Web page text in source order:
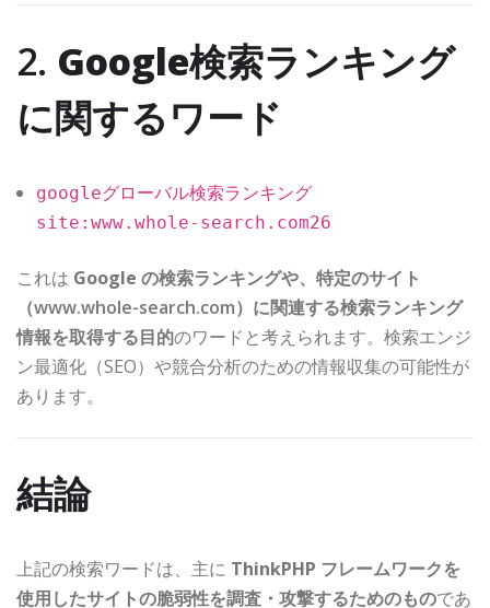
2. Google検索ランキング
に関するワード
googleグローバル検索ランキング
site:www.whole-search.com26
これは Google の検索ランキングや、特定のサイト
（www.whole-search.com）に関連する検索ランキング
情報を取得する目的のワードと考えられます。検索エンジ
ン最適化（SEO）や競合分析のための情報収集の可能性が
あります。
結論
上記の検索ワードは、主に ThinkPHP フレームワークを
使用したサイトの脆弱性を調査・攻撃するためのものであ